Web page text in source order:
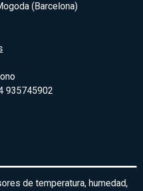
(Barcelona)
935745902
de temperatura, humedad,